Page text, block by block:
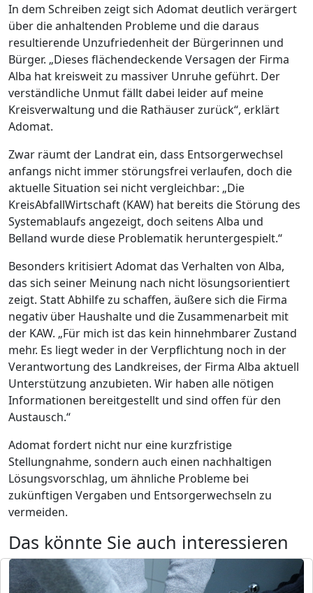
In dem Schreiben zeigt sich Adomat deutlich verärgert
über die anhaltenden Probleme und die daraus
resultierende Unzufriedenheit der Bürgerinnen und
Bürger. „Dieses flächendeckende Versagen der Firma
Alba hat kreisweit zu massiver Unruhe geführt. Der
verständliche Unmut fällt dabei leider auf meine
Kreisverwaltung und die Rathäuser zurück“, erklärt
Adomat.
Zwar räumt der Landrat ein, dass Entsorgerwechsel
anfangs nicht immer störungsfrei verlaufen, doch die
aktuelle Situation sei nicht vergleichbar: „Die
KreisAbfallWirtschaft (KAW) hat bereits die Störung des
Systemablaufs angezeigt, doch seitens Alba und
Belland wurde diese Problematik heruntergespielt.“
Besonders kritisiert Adomat das Verhalten von Alba,
das sich seiner Meinung nach nicht lösungsorientiert
zeigt. Statt Abhilfe zu schaffen, äußere sich die Firma
negativ über Haushalte und die Zusammenarbeit mit
der KAW. „Für mich ist das kein hinnehmbarer Zustand
mehr. Es liegt weder in der Verpflichtung noch in der
Verantwortung des Landkreises, der Firma Alba aktuell
Unterstützung anzubieten. Wir haben alle nötigen
Informationen bereitgestellt und sind offen für den
Austausch.“
Adomat fordert nicht nur eine kurzfristige
Stellungnahme, sondern auch einen nachhaltigen
Lösungsvorschlag, um ähnliche Probleme bei
zukünftigen Vergaben und Entsorgerwechseln zu
vermeiden.
Das könnte Sie auch interessieren